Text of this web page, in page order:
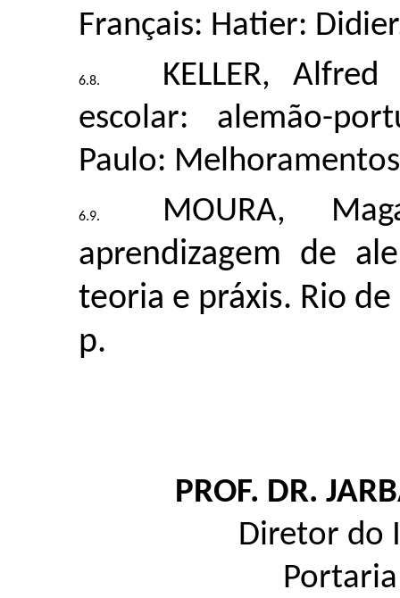
Français: Hatier:
KELLER,
escolar: alemão-
Paulo:
MOURA,
aprendizagem de
teoria e práxis. Rio
p.
PROF. DR.
Diretor do